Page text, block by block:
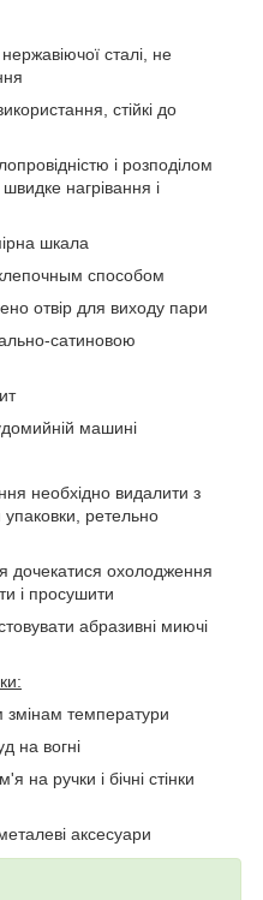
сталі, не
стійкі до
і розподілом
нагрівання і
шкала
способом
отвір для виходу пари
сатиновою
машині
необхідно видалити з
упаковки, ретельно
дочекатися охолодження
і просушити
абразивні миючі
змінам температури
на вогні
на ручки і бічні стінки
аксесуари